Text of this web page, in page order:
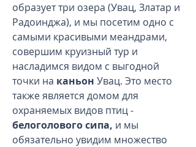
образует три озера (Увац, Златар и
Радоинджа), и мы посетим одно с
самыми красивыми меандрами,
совершим круизный тур и
насладимся видом с выгодной
точки на каньон Увац. Это место
также является домом для
охраняемых видов птиц -
белоголового сипа, и мы
обязательно увидим множество